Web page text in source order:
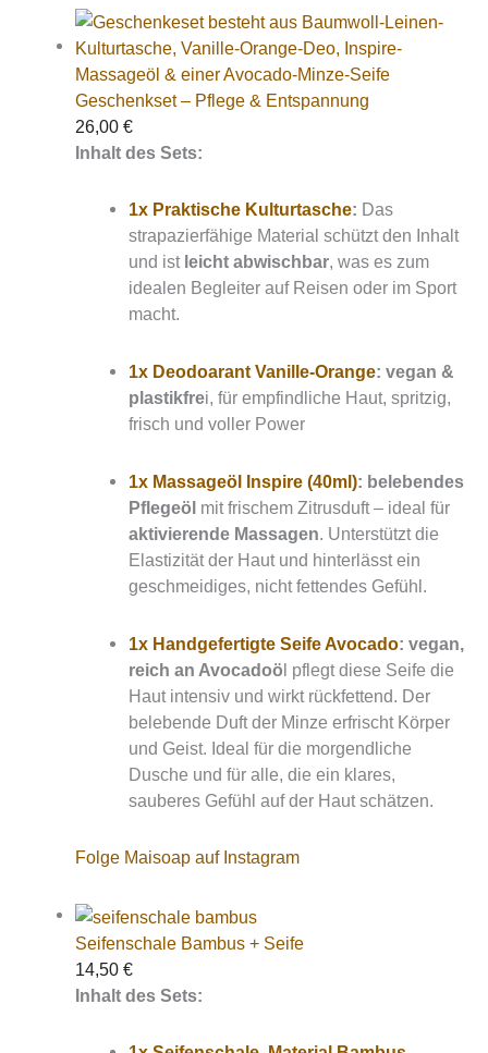
Geschenkset – Pflege & Entspannung
26,00€
Inhalt des Sets:
1x Praktische Kulturtasche: Das
strapazierfähige Material schützt den Inhalt
und ist leicht abwischbar, was es zum
idealen Begleiter auf Reisen oder im Sport
macht.
1x Deodoarant Vanille-Orange:vegan &
plastikfrei, für empfindliche Haut, spritzig,
frisch und voller Power
1x Massageöl Inspire (40ml): belebendes
Pflegeöl mit frischem Zitrusduft – ideal für
aktivierende Massagen. Unterstützt die
Elastizität der Haut und hinterlässt ein
geschmeidiges, nicht fettendes Gefühl.
1x Handgefertigte Seife Avocado:vegan,
reich an Avocadoöl pflegt diese Seife die
Haut intensiv und wirkt rückfettend. Der
belebende Duft der Minze erfrischt Körper
und Geist. Ideal für die morgendliche
Dusche und für alle, die ein klares,
sauberes Gefühl auf der Haut schätzen.
Folge Maisoap auf Instagram
Seifenschale Bambus + Seife
14,50€
Inhalt des Sets: